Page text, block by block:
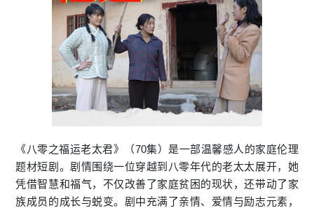
《八零之福运老太君》（70集）是一部温馨感人的家庭伦理
题材短剧。剧情围绕一位穿越到八零年代的老太太展开，她
凭借智慧和福气，不仅改善了家庭贫困的现状，还带动了家
族成员的成长与蜕变。剧中充满了亲情、爱情与励志元素，